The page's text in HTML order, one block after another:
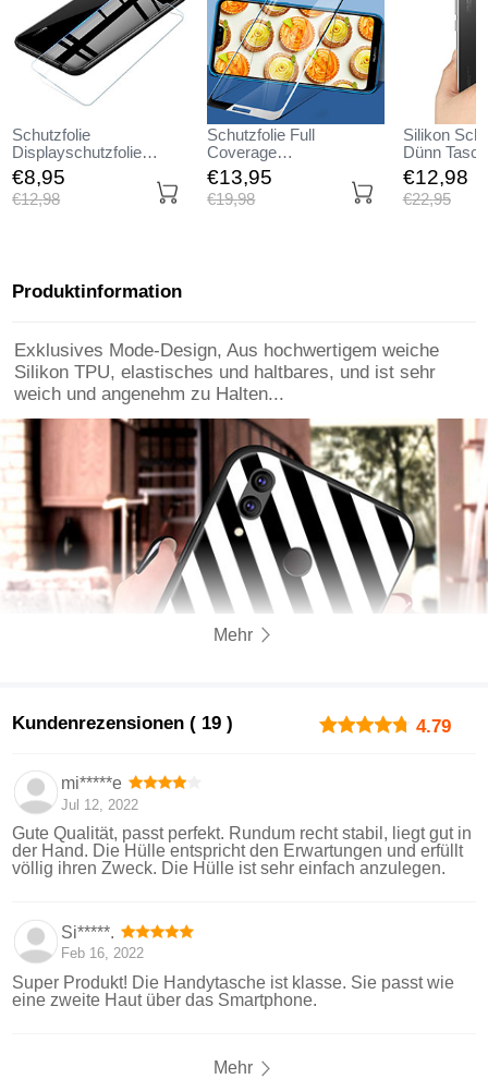
Schutzfolie
Displayschutzfolie
Panzerfolie Skins zum
Aufkleben Gehärtetes
Glas Glasfolie T02 für
€8,95
€12,98
Schutzfolie Full
Coverage
Displayschutzfolie
Panzerfolie Skins zum
Aufkleben Gehärtetes
€13,95
€19,98
Silikon
Dünn
Huawei
€12,98
€22,95
Produktinformation
Exklusives Mode-Design, Aus hochwertigem weiche
Silikon TPU, elastisches und haltbares, und ist sehr
weich und angenehm zu Halten...
Mehr
Kundenrezensionen ( 19 ) 4.79
mi*****e
Jul 12, 2022
Gute Qualität, passt perfekt. Rundum recht stabil, liegt gut in
der Hand. Die Hülle entspricht den Erwartungen und erfüllt
völlig ihren Zweck. Die Hülle ist sehr einfach anzulegen.
Si*****.
Feb 16, 2022
Super Produkt! Die Handytasche ist klasse. Sie passt wie
eine zweite Haut über das Smartphone.
Mehr